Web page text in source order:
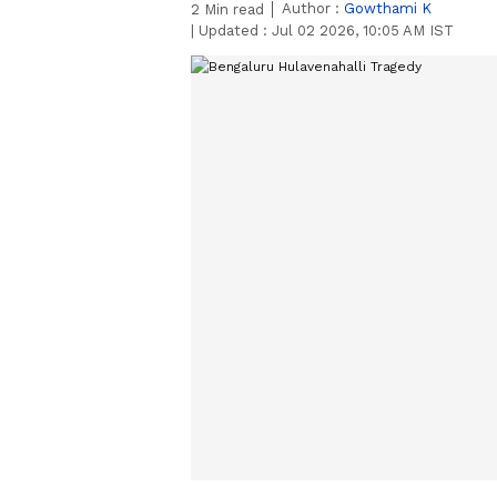
2 Min read Author : Gowthami K
Updated : Jul 02 2026, 10:05 AM IST